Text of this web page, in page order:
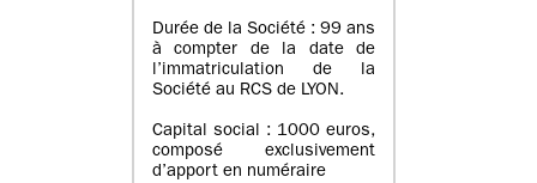
Durée de la Société : 99 ans
à compter de la date de
l’immatriculation de la
Société au RCS de LYON.
Capital social : 1000 euros,
composé exclusivement
d’apport en numéraire